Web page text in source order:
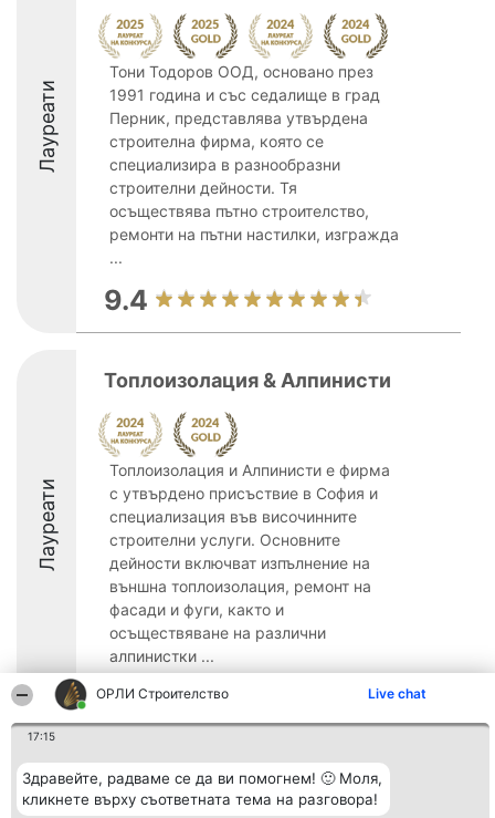
ОРЛИ Строителство Live chat
17:15
Здравейте, радваме се да ви помогнем! 🙂 Моля,
кликнете върху съответната тема на разговора!
Лауреати
Тони Тодоров ООД, основано през
1991 година и със седалище в град
Перник, представлява утвърдена
строителна фирма, която се
специализира в разнообразни
строителни дейности. Тя
осъществява пътно строителство,
ремонти на пътни настилки, изгражда
...
9.4
Лауреати
Топлоизолация & Алпинисти
Топлоизолация и Алпинисти е фирма
с утвърдено присъствие в София и
специализация във височинните
строителни услуги. Основните
дейности включват изпълнение на
външна топлоизолация, ремонт на
фасади и фуги, както и
осъществяване на различни
алпинистки ...
Организатор на
класиране
Beautiful Company S.R.L.
Класация
Списък на
Контакти